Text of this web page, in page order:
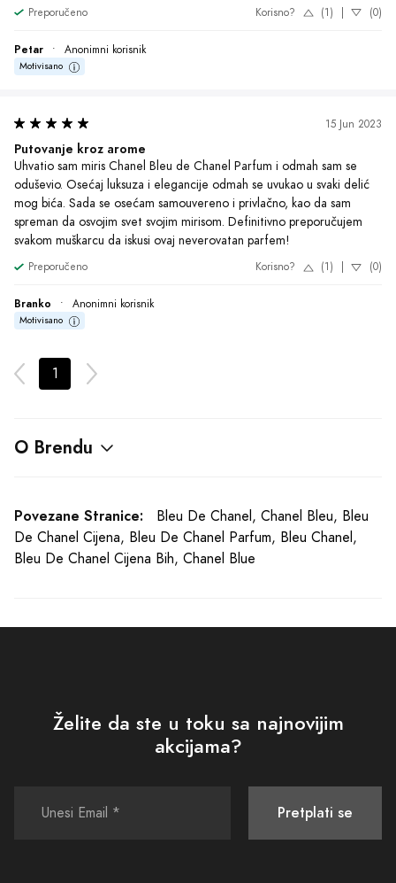
Preporučeno Korisno? (1) | (0)
Petar • Anonimni korisnik
Motivisano
15 Jun 2023
Putovanje kroz arome
Uhvatio sam miris Chanel Bleu de Chanel Parfum i odmah sam se
oduševio. Osećaj luksuza i elegancije odmah se uvukao u svaki delić
mog bića. Sada se osećam samouvereno i privlačno, kao da sam
spreman da osvojim svet svojim mirisom. Definitivno preporučujem
svakom muškarcu da iskusi ovaj neverovatan parfem!
Preporučeno Korisno? (1) (0)
Branko • Anonimni korisnik
Motivisano
1
O Brendu
Povezane Stranice: Bleu De Chanel, Chanel Bleu, Bleu
De Chanel Cijena, Bleu De Chanel Parfum, Bleu Chanel,
Bleu De Chanel Cijena Bih, Chanel Blue
Želite da ste u toku sa najnovijim
akcijama?
Pretplati se